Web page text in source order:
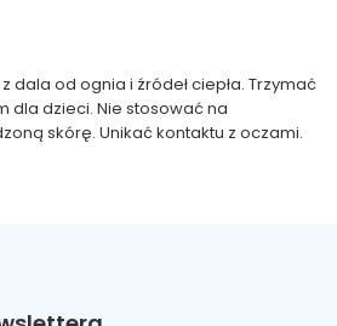
dala od ognia i źródeł ciepła. Trzymać
dla dzieci. Nie stosować na
skórę. Unikać kontaktu z oczami.